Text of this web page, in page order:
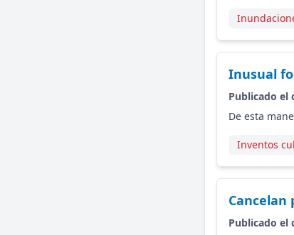
Inusual
Publicado el
De esta
Inventos
Cancelan
Publicado el